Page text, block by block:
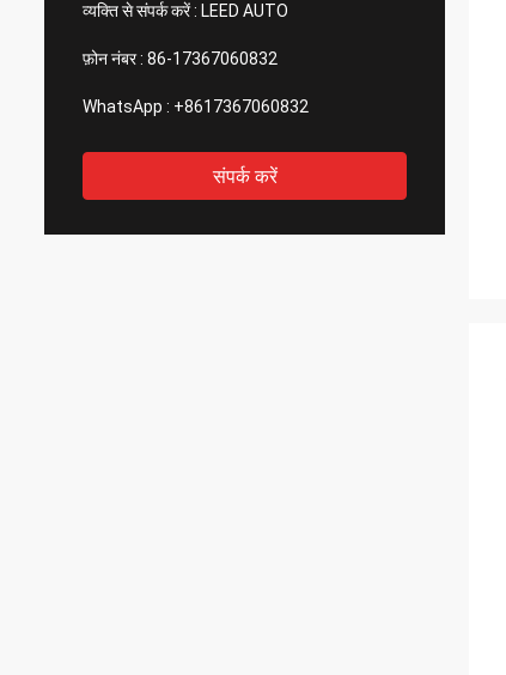
व्यक्ति से संपर्क करें : LEED AUTO
फ़ोन नंबर : 86-17367060832
WhatsApp : +8617367060832
संपर्क करें